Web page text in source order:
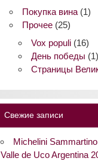
Покупка вина (1)
Прочее (25)
Vox populi (16)
День победы (1)
Страницы
Свежие записи
Michelini
Valle de Uco Argentina